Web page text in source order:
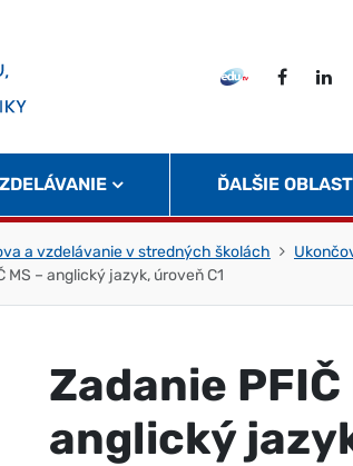
EDU TVFacebook
ĎALŠIE
a vzdelávanie v stredných školách
MS – anglický jazyk, úroveň C1
Zadanie PFIČ
anglický